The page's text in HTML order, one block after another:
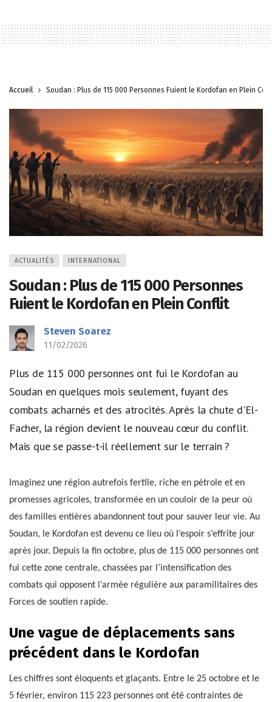
Accueil Soudan : Plus de 115 000 Personnes Fuient le Kordofan en Plein
ACTUALITÉS INTERNATIONAL
Soudan : Plus de 115 000 Personnes
Fuient le Kordofan en Plein Conflit
Steven Soarez
11/02/2026
Plus de 115 000 personnes ont fui le Kordofan au
Soudan en quelques mois seulement, fuyant des
combats acharnés et des atrocités. Après la chute d'El-
Facher, la région devient le nouveau cœur du conflit.
Mais que se passe-t-il réellement sur le terrain ?
Imaginez une région autrefois fertile, riche en pétrole et en
promesses agricoles, transformée en un couloir de la peur où
des familles entières abandonnent tout pour sauver leur vie. Au
Soudan, le Kordofan est devenu ce lieu où l’espoir s’effrite jour
après jour. Depuis la fin octobre, plus de 115 000 personnes ont
fui cette zone centrale, chassées par l’intensification des
combats qui opposent l’armée régulière aux paramilitaires des
Forces de soutien rapide.
Une vague de déplacements sans
précédent dans le Kordofan
Les chiffres sont éloquents et glaçants. Entre le 25 octobre et le
5 février, environ 115 223 personnes ont été contraintes de